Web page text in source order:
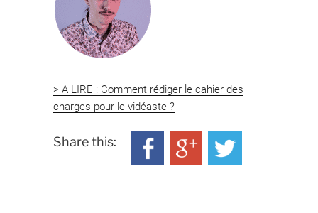
> A LIRE : Comment rédiger le cahier des
charges pour le vidéaste ?
Share this: